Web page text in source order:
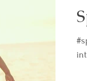
HerzZeit